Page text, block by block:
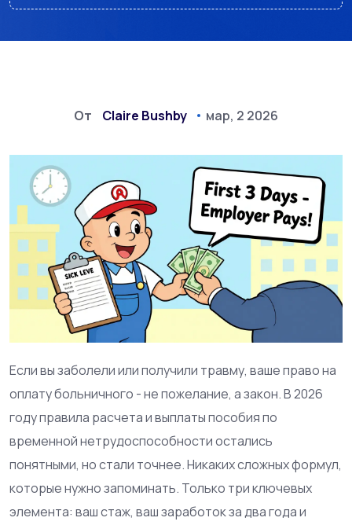
От Claire Bushby мар, 2 2026
Если вы заболели или получили травму, ваше право на
оплату больничного - не пожелание, а закон. В 2026
году правила расчета и выплаты пособия по
временной нетрудоспособности остались
понятными, но стали точнее. Никаких сложных формул,
которые нужно запоминать. Только три ключевых
элемента: ваш стаж, ваш заработок за два года и